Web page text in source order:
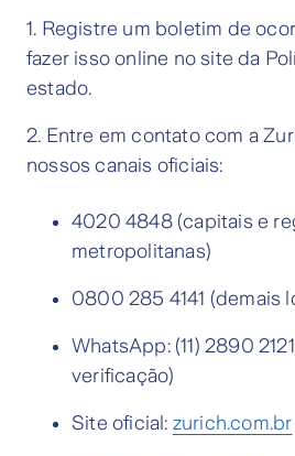
1. Registre um boletim de
fazer isso online no site da
estado.
2. Entre em contato com a
nossos canais oficiais:
4020 4848 (capitais e
metropolitanas)
0800 285 4141 (demais
WhatsApp: (11) 2890
verificação)
Site oficial: zurich.com.br